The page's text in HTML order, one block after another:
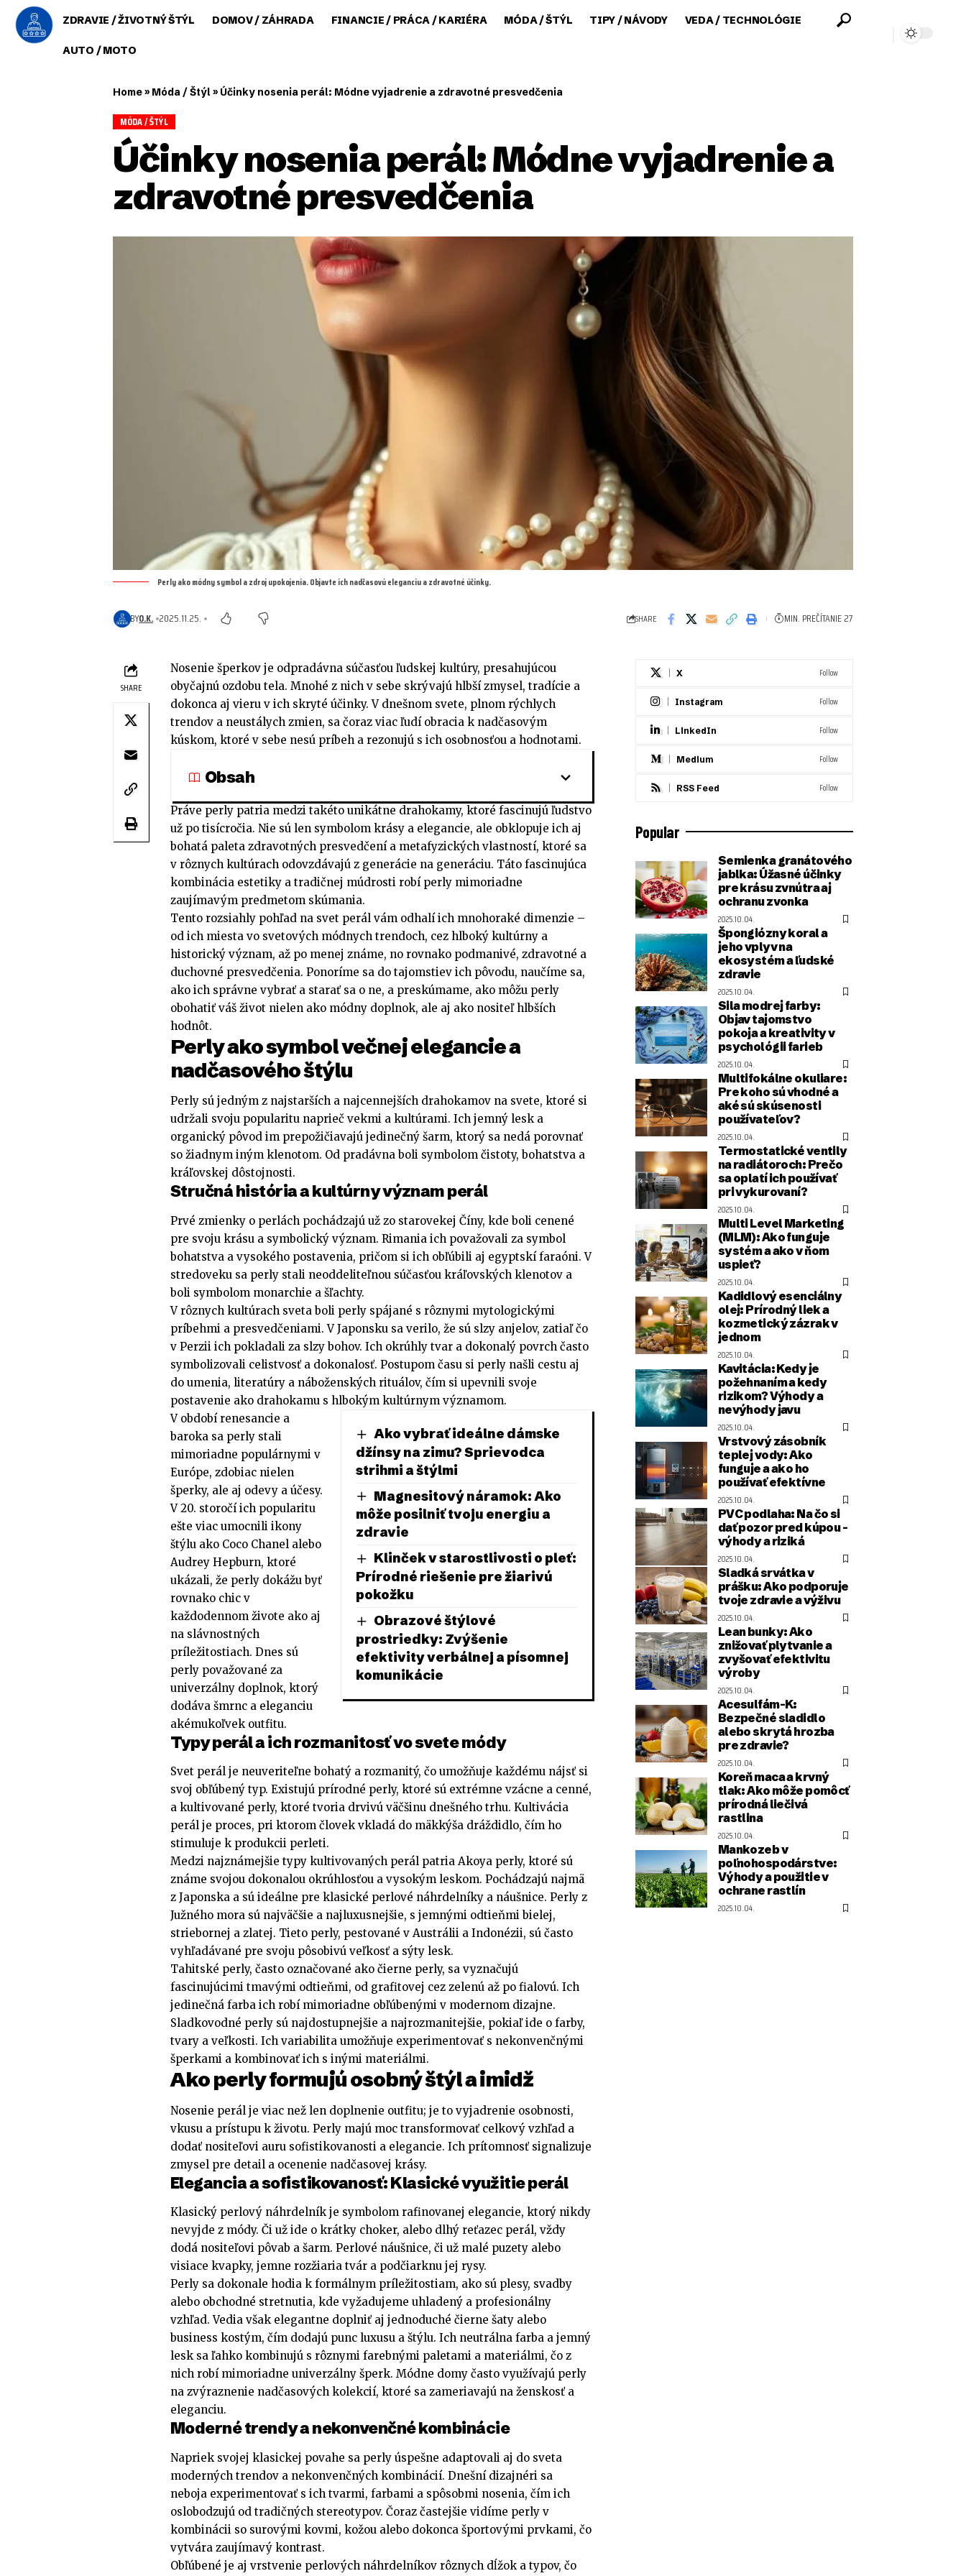
ZDRAVIE / ŽIVOTNÝ ŠTÝL DOMOV / ZÁHRADA FINANCIE / PRÁCA / KARIÉRA MÓDA / ŠTÝL TIPY / NÁVODY VEDA / TECHNOLÓGIE
AUTO / MOTO
Home» Móda / Štýl » Účinky nosenia perál: Módne vyjadrenie a zdravotné presvedčenia
MÓDA / ŠTÝL
Účinky nosenia perál: Módne vyjadrenie a
zdravotné presvedčenia
Perly ako módny symbol a zdroj upokojenia. Objavte ich nadčasovú eleganciu a zdravotné účinky.
BYO.K. 2025.11.25. SHARE MIN. PREČÍTANIE 27
SHARE
Nosenie šperkov je odpradávna súčasťou ľudskej kultúry, presahujúcou
obyčajnú ozdobu tela. Mnohé z nich v sebe skrývajú hlbší zmysel, tradície a
dokonca aj vieru v ich skryté účinky. V dnešnom svete, plnom rýchlych
trendov a neustálych zmien, sa čoraz viac ľudí obracia k nadčasovým
kúskom, ktoré v sebe nesú príbeh a rezonujú s ich osobnosťou a hodnotami.
Obsah
Práve perly patria medzi takéto unikátne drahokamy, ktoré fascinujú ľudstvo
už po tisícročia. Nie sú len symbolom krásy a elegancie, ale obklopuje ich aj
bohatá paleta zdravotných presvedčení a metafyzických vlastností, ktoré sa
v rôznych kultúrach odovzdávajú z generácie na generáciu. Táto fascinujúca
kombinácia estetiky a tradičnej múdrosti robí perly mimoriadne
zaujímavým predmetom skúmania.
Tento rozsiahly pohľad na svet perál vám odhalí ich mnohoraké dimenzie –
od ich miesta vo svetových módnych trendoch, cez hlboký kultúrny a
historický význam, až po menej známe, no rovnako podmanivé, zdravotné a
duchovné presvedčenia. Ponoríme sa do tajomstiev ich pôvodu, naučíme sa,
ako ich správne vybrať a starať sa o ne, a preskúmame, ako môžu perly
obohatiť váš život nielen ako módny doplnok, ale aj ako nositeľ hlbších
hodnôt.
Perly ako symbol večnej elegancie a
nadčasového štýlu
Perly sú jedným z najstarších a najcennejších drahokamov na svete, ktoré si
udržali svoju popularitu naprieč vekmi a kultúrami. Ich jemný lesk a
organický pôvod im prepožičiavajú jedinečný šarm, ktorý sa nedá porovnať
so žiadnym iným klenotom. Od pradávna boli symbolom čistoty, bohatstva a
kráľovskej dôstojnosti.
Stručná história a kultúrny význam perál
Prvé zmienky o perlách pochádzajú už zo starovekej Číny, kde boli cenené
pre svoju krásu a symbolický význam. Rimania ich považovali za symbol
bohatstva a vysokého postavenia, pričom si ich obľúbili aj egyptskí faraóni. V
stredoveku sa perly stali neoddeliteľnou súčasťou kráľovských klenotov a
boli symbolom monarchie a šľachty.
V rôznych kultúrach sveta boli perly spájané s rôznymi mytologickými
príbehmi a presvedčeniami. V Japonsku sa verilo, že sú slzy anjelov, zatiaľ čo
v Perzii ich pokladali za slzy bohov. Ich okrúhly tvar a dokonalý povrch často
symbolizovali celistvosť a dokonalosť. Postupom času si perly našli cestu aj
do umenia, literatúry a náboženských rituálov, čím si upevnili svoje
postavenie ako drahokamu s hlbokým kultúrnym významom.
Ako vybrať ideálne dámske
džínsy na zimu? Sprievodca
strihmi a štýlmi
Magnesitový náramok: Ako
môže posilniť tvoju energiu a
zdravie
Klinček v starostlivosti o pleť:
Prírodné riešenie pre žiarivú
pokožku
Obrazové štýlové
prostriedky: Zvýšenie
efektivity verbálnej a písomnej
komunikácie
V období renesancie a
baroka sa perly stali
mimoriadne populárnymi v
Európe, zdobiac nielen
šperky, ale aj odevy a účesy.
V 20. storočí ich popularitu
ešte viac umocnili ikony
štýlu ako Coco Chanel alebo
Audrey Hepburn, ktoré
ukázali, že perly dokážu byť
rovnako chic v
každodennom živote ako aj
na slávnostných
príležitostiach. Dnes sú
perly považované za
univerzálny doplnok, ktorý
dodáva šmrnc a eleganciu
akémukoľvek outfitu.
Typy perál a ich rozmanitosť vo svete módy
Svet perál je neuveriteľne bohatý a rozmanitý, čo umožňuje každému nájsť si
svoj obľúbený typ. Existujú prírodné perly, ktoré sú extrémne vzácne a cenné,
a kultivované perly, ktoré tvoria drvivú väčšinu dnešného trhu. Kultivácia
perál je proces, pri ktorom človek vkladá do mäkkýša dráždidlo, čím ho
stimuluje k produkcii perleti.
Medzi najznámejšie typy kultivovaných perál patria Akoya perly, ktoré sú
známe svojou dokonalou okrúhlosťou a vysokým leskom. Pochádzajú najmä
z Japonska a sú ideálne pre klasické perlové náhrdelníky a náušnice. Perly z
Južného mora sú najväčšie a najluxusnejšie, s jemnými odtieňmi bielej,
striebornej a zlatej. Tieto perly, pestované v Austrálii a Indonézii, sú často
vyhľadávané pre svoju pôsobivú veľkosť a sýty lesk.
Tahitské perly, často označované ako čierne perly, sa vyznačujú
fascinujúcimi tmavými odtieňmi, od grafitovej cez zelenú až po fialovú. Ich
jedinečná farba ich robí mimoriadne obľúbenými v modernom dizajne.
Sladkovodné perly sú najdostupnejšie a najrozmanitejšie, pokiaľ ide o farby,
tvary a veľkosti. Ich variabilita umožňuje experimentovať s nekonvenčnými
šperkami a kombinovať ich s inými materiálmi.
Ako perly formujú osobný štýl a imidž
Nosenie perál je viac než len doplnenie outfitu; je to vyjadrenie osobnosti,
vkusu a prístupu k životu. Perly majú moc transformovať celkový vzhľad a
dodať nositeľovi auru sofistikovanosti a elegancie. Ich prítomnosť signalizuje
zmysel pre detail a ocenenie nadčasovej krásy.
Elegancia a sofistikovanosť: Klasické využitie perál
Klasický perlový náhrdelník je symbolom rafinovanej elegancie, ktorý nikdy
nevyjde z módy. Či už ide o krátky choker, alebo dlhý reťazec perál, vždy
dodá nositeľovi pôvab a šarm. Perlové náušnice, či už malé puzety alebo
visiace kvapky, jemne rozžiaria tvár a podčiarknu jej rysy.
Perly sa dokonale hodia k formálnym príležitostiam, ako sú plesy, svadby
alebo obchodné stretnutia, kde vyžadujeme uhladený a profesionálny
vzhľad. Vedia však elegantne doplniť aj jednoduché čierne šaty alebo
business kostým, čím dodajú punc luxusu a štýlu. Ich neutrálna farba a jemný
lesk sa ľahko kombinujú s rôznymi farebnými paletami a materiálmi, čo z
nich robí mimoriadne univerzálny šperk. Módne domy často využívajú perly
na zvýraznenie nadčasových kolekcií, ktoré sa zameriavajú na ženskosť a
eleganciu.
Moderné trendy a nekonvenčné kombinácie
Napriek svojej klasickej povahe sa perly úspešne adaptovali aj do sveta
moderných trendov a nekonvenčných kombinácií. Dnešní dizajnéri sa
neboja experimentovať s ich tvarmi, farbami a spôsobmi nosenia, čím ich
oslobodzujú od tradičných stereotypov. Čoraz častejšie vidíme perly v
kombinácii so surovými kovmi, kožou alebo dokonca športovými prvkami, čo
vytvára zaujímavý kontrast.
Obľúbené je aj vrstvenie perlových náhrdelníkov rôznych dĺžok a typov, čo
X Follow
Instagram Follow
LinkedIn Follow
Medium Follow
RSS Feed Follow
Popular
Semienka granátového
jablka: Úžasné účinky
pre krásu zvnútra aj
ochranu zvonka
2025.10.04.
Špongiózny koral a
jeho vplyv na
ekosystém a ľudské
zdravie
2025.10.04.
Sila modrej farby:
Objav tajomstvo
pokoja a kreativity v
psychológii farieb
2025.10.04.
Multifokálne okuliare:
Pre koho sú vhodné a
aké sú skúsenosti
používateľov?
2025.10.04.
Termostatické ventily
na radiátoroch: Prečo
sa oplatí ich používať
pri vykurovaní?
2025.10.04.
Multi Level Marketing
(MLM): Ako funguje
systém a ako v ňom
uspieť?
2025.10.04.
Kadidlový esenciálny
olej: Prírodný liek a
kozmetický zázrak v
jednom
2025.10.04.
Kavitácia: Kedy je
požehnaním a kedy
rizikom? Výhody a
nevýhody javu
2025.10.04.
Vrstvový zásobník
teplej vody: Ako
funguje a ako ho
používať efektívne
2025.10.04.
PVC podlaha: Na čo si
dať pozor pred kúpou –
výhody a riziká
2025.10.04.
Sladká srvátka v
prášku: Ako podporuje
tvoje zdravie a výživu
2025.10.04.
Lean bunky: Ako
znižovať plytvanie a
zvyšovať efektivitu
výroby
2025.10.04.
Acesulfám-K:
Bezpečné sladidlo
alebo skrytá hrozba
pre zdravie?
2025.10.04.
Koreň maca a krvný
tlak: Ako môže pomôcť
prírodná liečivá
rastlina
2025.10.04.
Mankozeb v
poľnohospodárstve:
Výhody a použitie v
ochrane rastlín
2025.10.04.